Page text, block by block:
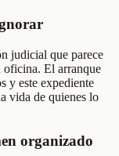
judicial que parece
oficina. El arranque
y este expediente
vida de quienes lo
organizado